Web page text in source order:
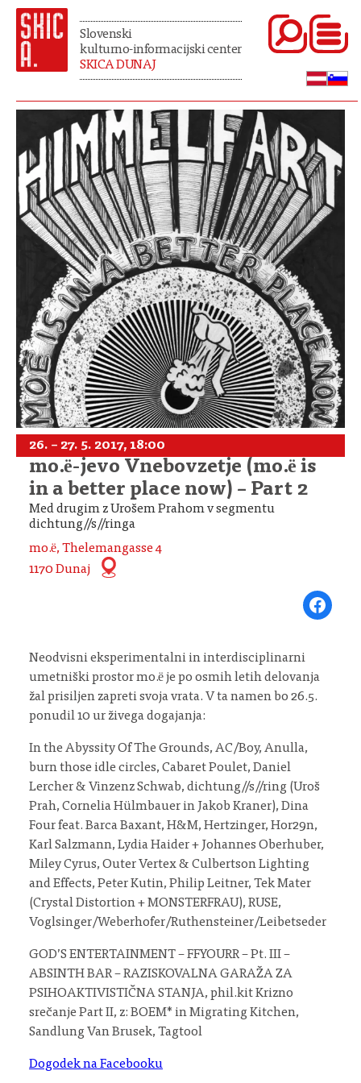
Slovenski
kulturno-informacijski center
SKICA DUNAJ
26. – 27. 5. 2017, 18:00
mo.ë-jevo Vnebovzetje (mo.ë is
in a better place now) – Part 2
Med drugim z Urošem Prahom v segmentu
dichtung//s//ringa
mo.ë, Thelemangasse 4
1170 Dunaj
Share on
Neodvisni eksperimentalni in interdisciplinarni
umetniški prostor mo.ë je po osmih letih delovanja
žal prisiljen zapreti svoja vrata. V ta namen bo 26.5.
ponudil 10 ur živega dogajanja:
In the Abyssity Of The Grounds, AC/Boy, Anulla,
burn those idle circles, Cabaret Poulet, Daniel
Lercher & Vinzenz Schwab, dichtung//s//ring (Uroš
Prah, Cornelia Hülmbauer in Jakob Kraner), Dina
Four feat. Barca Baxant, H&M, Hertzinger, Hor29n,
Karl Salzmann, Lydia Haider + Johannes Oberhuber,
Miley Cyrus, Outer Vertex & Culbertson Lighting
and Effects, Peter Kutin, Philip Leitner, Tek Mater
(Crystal Distortion + MONSTERFRAU), RUSE,
Voglsinger/Weberhofer/Ruthensteiner/Leibetseder
GOD’S ENTERTAINMENT – FFYOURR – Pt. III –
ABSINTH BAR – RAZISKOVALNA GARAŽA ZA
PSIHOAKTIVISTIČNA STANJA, phil.kit Krizno
srečanje Part II, z: BOEM* in Migrating Kitchen,
Sandlung Van Brusek, Tagtool
Dogodek na Facebooku